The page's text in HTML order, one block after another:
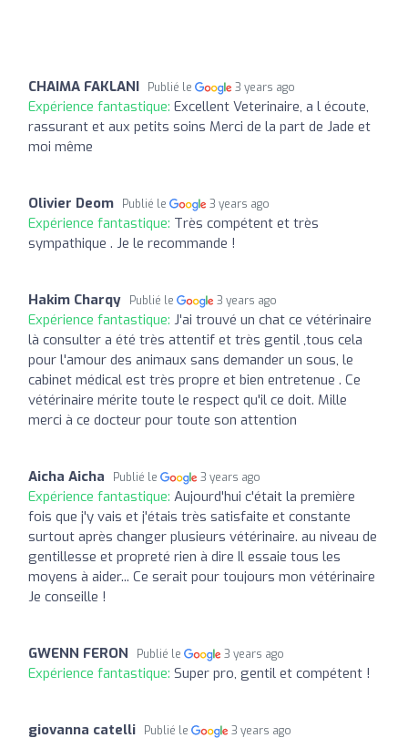
CHAIMA FAKLANI Publié le 3 years ago
Expérience fantastique: Excellent Veterinaire, a l écoute,
rassurant et aux petits soins Merci de la part de Jade et
moi même
Olivier Deom Publié le 3 years ago
Expérience fantastique: Très compétent et très
sympathique . Je le recommande !
Hakim Charqy Publié le 3 years ago
Expérience fantastique: J'ai trouvé un chat ce vétérinaire
là consulter a été très attentif et très gentil ,tous cela
pour l'amour des animaux sans demander un sous, le
cabinet médical est très propre et bien entretenue . Ce
vétérinaire mérite toute le respect qu'il ce doit. Mille
merci à ce docteur pour toute son attention
Aicha Aicha Publié le 3 years ago
Expérience fantastique: Aujourd'hui c'était la première
fois que j'y vais et j'étais très satisfaite et constante
surtout après changer plusieurs vétérinaire. au niveau de
gentillesse et propreté rien à dire Il essaie tous les
moyens à aider... Ce serait pour toujours mon vétérinaire
Je conseille !
GWENN FERON Publié le 3 years ago
Expérience fantastique: Super pro, gentil et compétent !
giovanna catelli Publié le 3 years ago